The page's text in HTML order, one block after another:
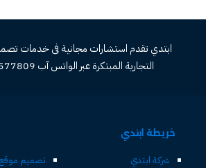
ابتدي تقدم استشارات مجانية فى خدمات
التجارية المبتكرة عبر الواتس آب 00966582577809
خريطة ابتدي
شركة ابتدي
تصميم